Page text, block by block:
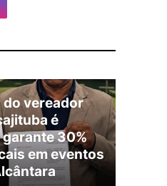
do vereador
é
30%
em eventos